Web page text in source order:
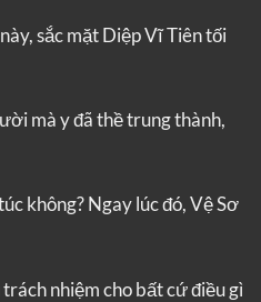
sắc mặt Diệp Vĩ Tiên tối
mà y đã thề trung thành,
không? Ngay lúc đó, Vệ Sơ
nhiệm cho bất cứ điều gì